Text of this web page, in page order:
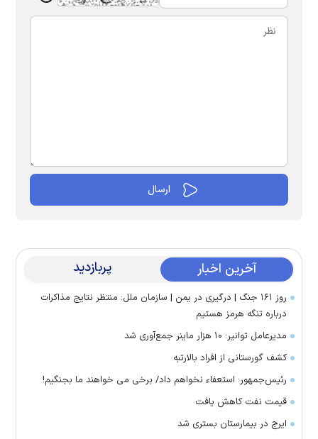
آخرین اخبار پربازدید
روز ۱۶۱ جنگ | درگیری در یمن | سازمان ملل: منتظر نتایج مذاکرات
درباره تنگه هرمز هستیم
مدیرعامل توانیر: ۱۰ هزار ماینر جمع‌آوری شد
کشف گورستانی از افراد بالارتبه
رئیس‌جمهور: استعفاء نخواهم داد/ برخی می خواهند ما بجنگیم!
قیمت نفت کاهش یافت
ایرج در بیمارستان بستری شد